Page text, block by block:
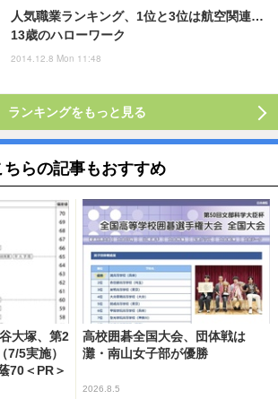
人気職業ランキング、1位と3位は航空関連…
13歳のハローワーク
2014.12.8 Mon 11:48
ランキングをもっと見る
ちらの記事もおすすめ
大塚、第2
7/5実施）
70＜PR＞
高校囲碁全国大会、団体戦は
灘・南山女子部が優勝
2026.8.5